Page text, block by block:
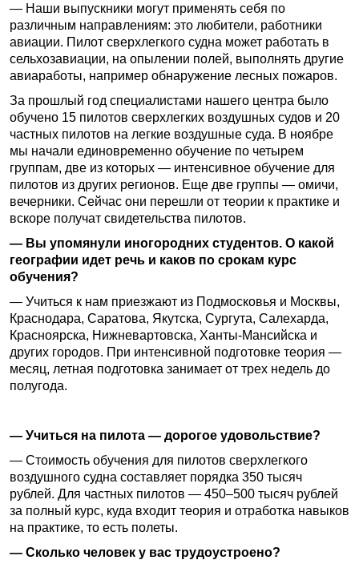
— Наши выпускники могут применять себя по
различным направлениям: это любители, работники
авиации. Пилот сверхлегкого судна может работать в
сельхозавиации, на опылении полей, выполнять другие
авиаработы, например обнаружение лесных пожаров.
За прошлый год специалистами нашего центра было
обучено 15 пилотов сверхлегких воздушных судов и 20
частных пилотов на легкие воздушные суда. В ноябре
мы начали единовременно обучение по четырем
группам, две из которых — интенсивное обучение для
пилотов из других регионов. Еще две группы — омичи,
вечерники. Сейчас они перешли от теории к практике и
вскоре получат свидетельства пилотов.
— Вы упомянули иногородних студентов. О какой
географии идет речь и каков по срокам курс
обучения?
— Учиться к нам приезжают из Подмосковья и Москвы,
Краснодара, Саратова, Якутска, Сургута, Салехарда,
Красноярска, Нижневартовска, Ханты-Мансийска и
других городов. При интенсивной подготовке теория —
месяц, летная подготовка занимает от трех недель до
полугода.
— Учиться на пилота — дорогое удовольствие?
— Стоимость обучения для пилотов сверхлегкого
воздушного судна составляет порядка 350 тысяч
рублей. Для частных пилотов — 450–500 тысяч рублей
за полный курс, куда входит теория и отработка навыков
на практике, то есть полеты.
— Сколько человек у вас трудоустроено?